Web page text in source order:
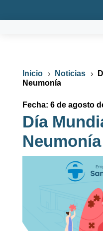
Inicio 5 Noticias 5
Neumonía
Fecha: 6 de agosto
Día
Neumonía